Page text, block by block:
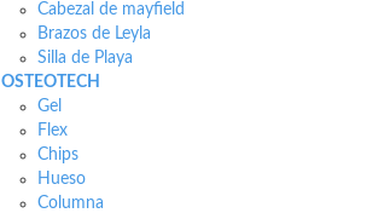
Cabezal de mayfield
Brazos de Leyla
Silla de Playa
OSTEOTECH
Gel
Flex
Chips
Hueso
Columna